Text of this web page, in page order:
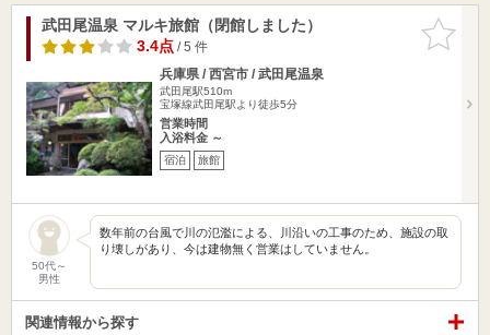
お気に入
りに追加
武田尾温泉 マルキ旅館（閉館しました）
3.4点/ 5 件
兵庫県 / 西宮市 / 武田尾温泉
武田尾駅510m
宝塚線武田尾駅より徒歩5分
営業時間
入浴料金 ～
宿泊 旅館
50代～
男性
数年前の台風で川の氾濫による、川沿いの工事のため、施設の取
り壊しがあり、今は建物無く営業はしていません。
関連情報から探す